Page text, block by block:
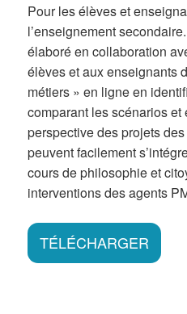
Pour les élèves et
l’enseignement
élaboré en collaboration
élèves et aux enseignants
métiers » en ligne en
comparant les scénarios et
perspective des projets
peuvent facilement
cours de philosophie et
interventions des agents
TÉLÉCHARGER